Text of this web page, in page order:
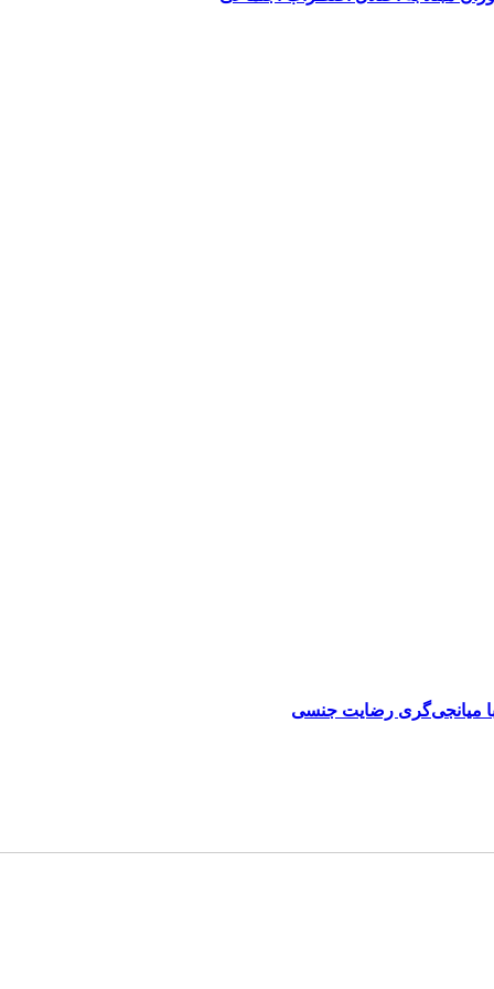
با میانجی‌گری رضایت جنسی